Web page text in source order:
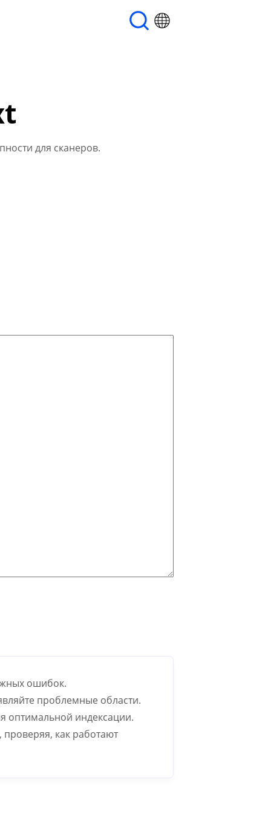
для сканеров.
ошибок.
проблемные области.
оптимальной индексации.
как работают